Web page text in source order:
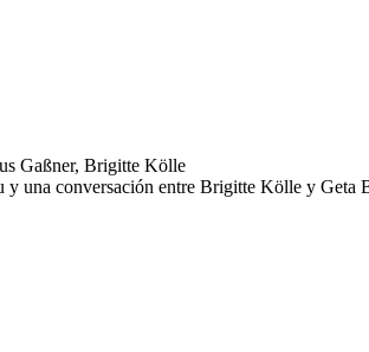
Gaßner, Brigitte Kölle
conversación entre Brigitte Kölle y Geta